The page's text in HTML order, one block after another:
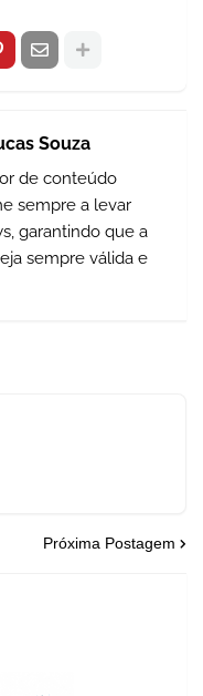
Souza
de conteúdo
sempre a levar
garantindo que a
sempre válida e
Próxima Postagem